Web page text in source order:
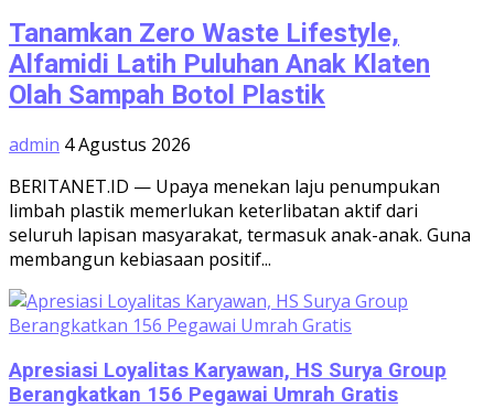
Tanamkan Zero Waste Lifestyle,
Alfamidi Latih Puluhan Anak Klaten
Olah Sampah Botol Plastik
admin 4 Agustus 2026
BERITANET.ID — Upaya menekan laju penumpukan
limbah plastik memerlukan keterlibatan aktif dari
seluruh lapisan masyarakat, termasuk anak-anak. Guna
membangun kebiasaan positif...
Apresiasi Loyalitas Karyawan, HS Surya Group
Berangkatkan 156 Pegawai Umrah Gratis